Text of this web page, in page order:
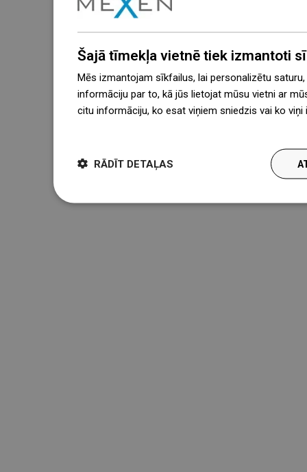
Šajā tīmekļa vietnē tiek izmantoti
Mēs izmantojam sīkfailus, lai personalizētu
informāciju par to, kā jūs lietojat mūsu vietni ar
citu informāciju, ko esat viņiem sniedzis vai ko
RĀDĪT DETAĻAS